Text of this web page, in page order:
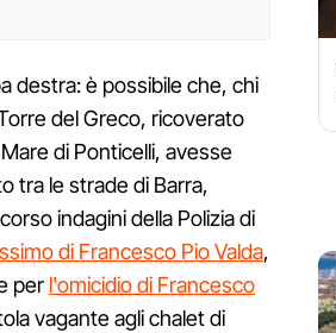
destra: è possibile che, chi
del Greco, ricoverato
di Ponticelli, avesse
tra le strade di Barra,
indagini della Polizia di
di Francesco Pio Valda,
per l'omicidio di Francesco
vagante agli chalet di